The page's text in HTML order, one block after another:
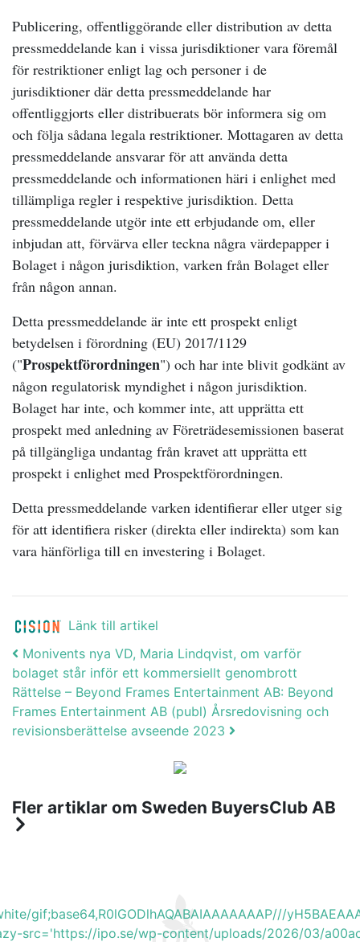
Publicering, offentliggörande eller distribution av detta
pressmeddelande kan i vissa jurisdiktioner vara föremål
för restriktioner enligt lag och personer i de
jurisdiktioner där detta pressmeddelande har
offentliggjorts eller distribuerats bör informera sig om
och följa sådana legala restriktioner. Mottagaren av detta
pressmeddelande ansvarar för att använda detta
pressmeddelande och informationen häri i enlighet med
tillämpliga regler i respektive jurisdiktion. Detta
pressmeddelande utgör inte ett erbjudande om, eller
inbjudan att, förvärva eller teckna några värdepapper i
Bolaget i någon jurisdiktion, varken från Bolaget eller
från någon annan.
Detta pressmeddelande är inte ett prospekt enligt
betydelsen i förordning (EU) 2017/1129
("Prospektförordningen") och har inte blivit godkänt av
någon regulatorisk myndighet i någon jurisdiktion.
Bolaget har inte, och kommer inte, att upprätta ett
prospekt med anledning av Företrädesemissionen baserat
på tillgängliga undantag från kravet att upprätta ett
prospekt i enlighet med Prospektförordningen.
Detta pressmeddelande varken identifierar eller utger sig
för att identifiera risker (direkta eller indirekta) som kan
vara hänförliga till en investering i Bolaget.
Länk till artikel
Post navigation
Monivents nya VD, Maria Lindqvist, om varför
bolaget står inför ett kommersiellt genombrott
Rättelse – Beyond Frames Entertainment AB: Beyond
Frames Entertainment AB (publ) Årsredovisning och
revisionsberättelse avseende 2023
Fler artiklar om Sweden BuyersClub AB
gif;base64,R0lGODlhAQABAIAAAAAAAP///
src='https://ipo.se/wp-content/uploads/2026/03/